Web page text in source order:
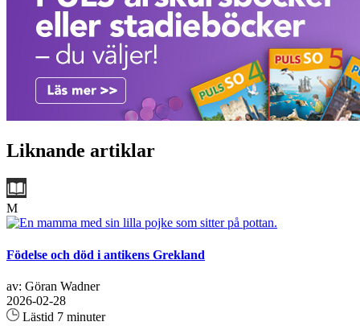
Liknande artiklar
M
Födelse och död i antikens Grekland
av: Göran Wadner
2026-02-28
Lästid 7 minuter